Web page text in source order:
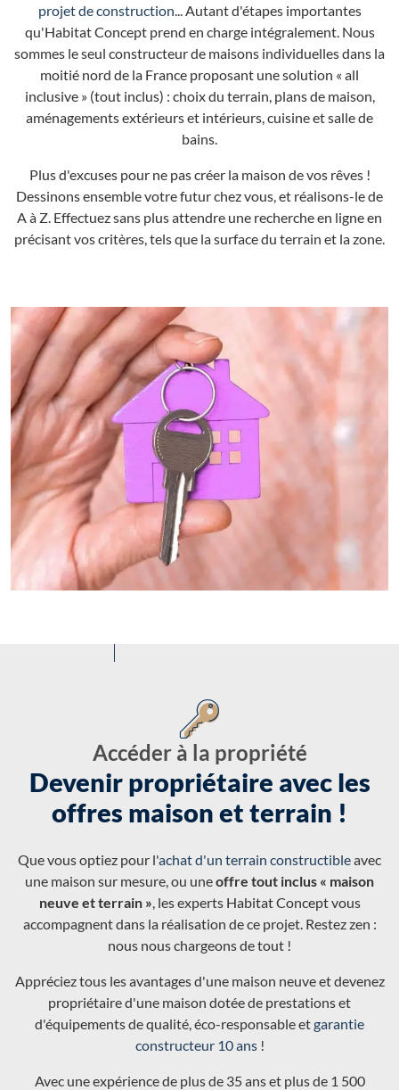
projet de construction... Autant d'étapes importantes
qu'Habitat Concept prend en charge intégralement. Nous
sommes le seul constructeur de maisons individuelles dans la
moitié nord de la France proposant une solution « all
inclusive » (tout inclus) : choix du terrain, plans de maison,
aménagements extérieurs et intérieurs, cuisine et salle de
bains.
Plus d'excuses pour ne pas créer la maison de vos rêves !
Dessinons ensemble votre futur chez vous, et réalisons-le de
A à Z. Effectuez sans plus attendre une recherche en ligne en
précisant vos critères, tels que la surface du terrain et la zone.
Accéder à la propriété
Devenir propriétaire avec les
offres maison et terrain !
Que vous optiez pour l'achat d'un terrain constructibleavec
une maison sur mesure, ou uneoffre tout inclus « maison
neuve et terrain », les experts Habitat Concept vous
accompagnent dans la réalisation de ce projet. Restez zen :
nous nous chargeons de tout !
Appréciez tous les avantages d'une maison neuve et devenez
propriétaire d'une maison dotée de prestations et
d'équipements de qualité, éco-responsable etgarantie
constructeur 10 ans!
Avec une expérience de plus de 35 ans et plus de 1 500